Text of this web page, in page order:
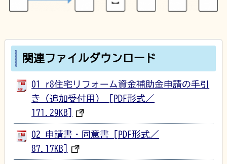
関連ファイルダウンロード
01_r8住宅リフォーム資金補助金申請の手引
き（追加受付用） [PDF形式／
171.29KB]
02_申請書・同意書 [PDF形式／
87.17KB]